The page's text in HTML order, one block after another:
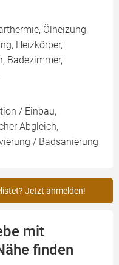
Ölheizung,
Heizkörper,
Badezimmer,
/ Einbau,
Abgleich,
/ Badsanierung
Jetzt anmelden!
mit
finden